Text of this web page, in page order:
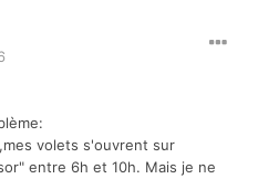
volets s'ouvrent sur
entre 6h et 10h. Mais je ne